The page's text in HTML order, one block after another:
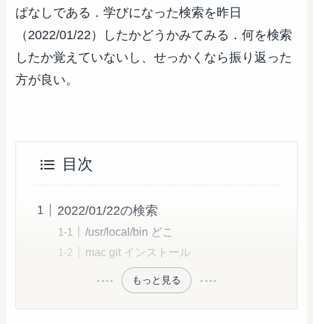
ぱなしである．学びになった検索を昨日
（2022/01/22）したかどうかみてみる．何を検索
したか覚えていないし、せっかくなら振り返った
方が良い。
目次
2022/01/22の検索
/usr/local/bin どこ
mac git インストール
もっと見る